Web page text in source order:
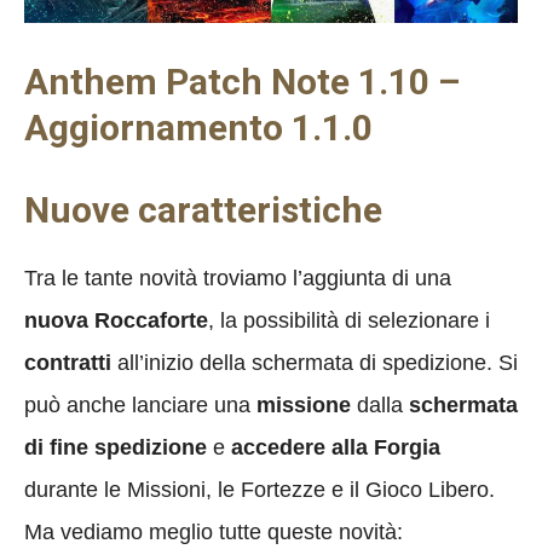
Anthem Patch Note 1.10 –
Aggiornamento 1.1.0
Nuove caratteristiche
Tra le tante novità troviamo l’aggiunta di una
nuova Roccaforte, la possibilità di selezionare i
contratti all’inizio della schermata di spedizione. Si
può anche lanciare una missione dalla schermata
di fine spedizione e accedere alla Forgia
durante le Missioni, le Fortezze e il Gioco Libero.
Ma vediamo meglio tutte queste novità: